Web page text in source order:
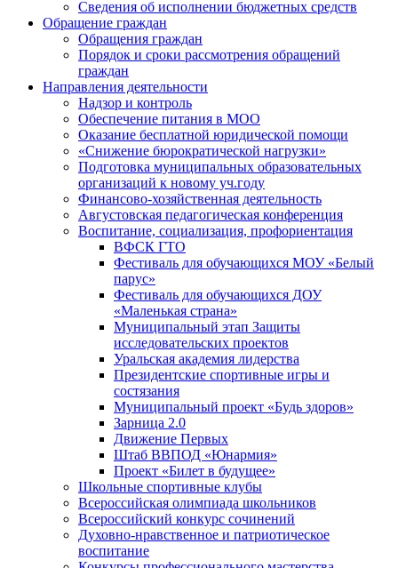
Сведения об исполнении бюджетных средств
Обращение граждан
Обращения граждан
Порядок и сроки рассмотрения обращений
граждан
Направления деятельности
Надзор и контроль
Обеспечение питания в МОО
Оказание бесплатной юридической помощи
«Снижение бюрократической нагрузки»
Подготовка муниципальных образовательных
организаций к новому уч.году
Финансово-хозяйственная деятельность
Августовская педагогическая конференция
Воспитание, социализация, профориентация
ВФСК ГТО
Фестиваль для обучающихся МОУ «Белый
парус»
Фестиваль для обучающихся ДОУ
«Маленькая страна»
Муниципальный этап Защиты
исследовательских проектов
Уральская академия лидерства
Президентские спортивные игры и
состязания
Муниципальный проект «Будь здоров»
Зарница 2.0
Движение Первых
Штаб ВВПОД «Юнармия»
Проект «Билет в будущее»
Школьные спортивные клубы
Всероссийская олимпиада школьников
Всероссийский конкурс сочинений
Духовно-нравственное и патриотическое
воспитание